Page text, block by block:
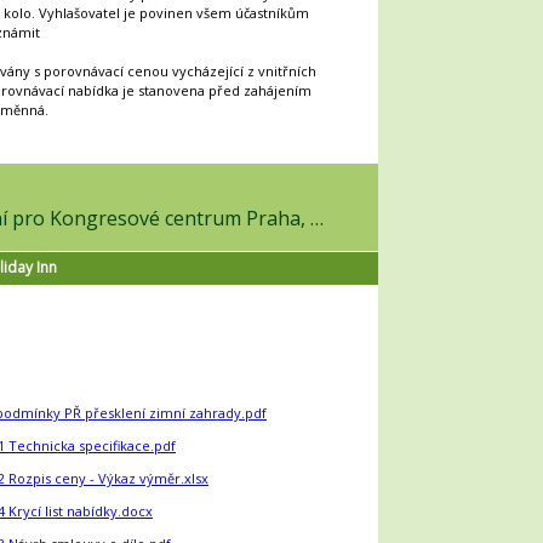
Vyhlašovatel je povinen všem účastníkům
s porovnávací cenou vycházející z vnitřních
nabídka je stanovena před zahájením
v on-line výběrovém řízení pro Kongresové centrum Praha, a.s.
Inn
PŘ přesklení zimní zahrady.pdf
Technicka specifikace.pdf
Rozpis ceny - Výkaz výměr.xlsx
Krycí list nabídky.docx